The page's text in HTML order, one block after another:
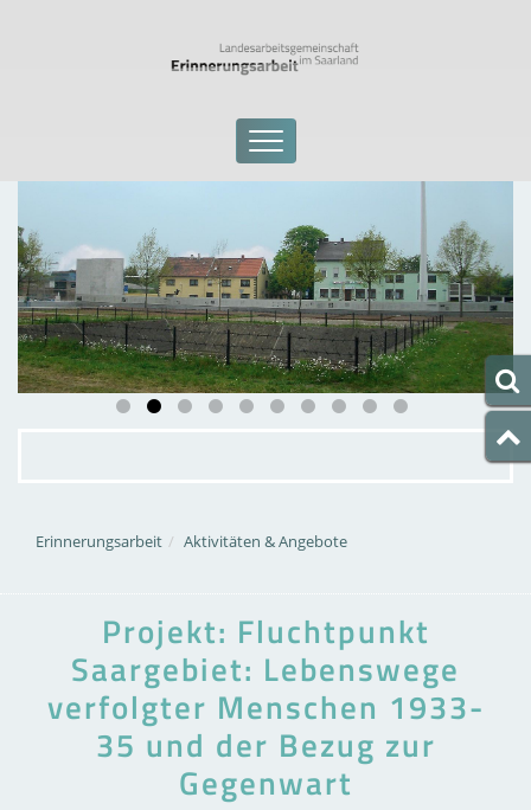
Erinnerungsarbeit Aktivitäten & Angebote
Projekt: Fluchtpunkt
Saargebiet: Lebenswege
verfolgter Menschen 1933-
35 und der Bezug zur
Gegenwart